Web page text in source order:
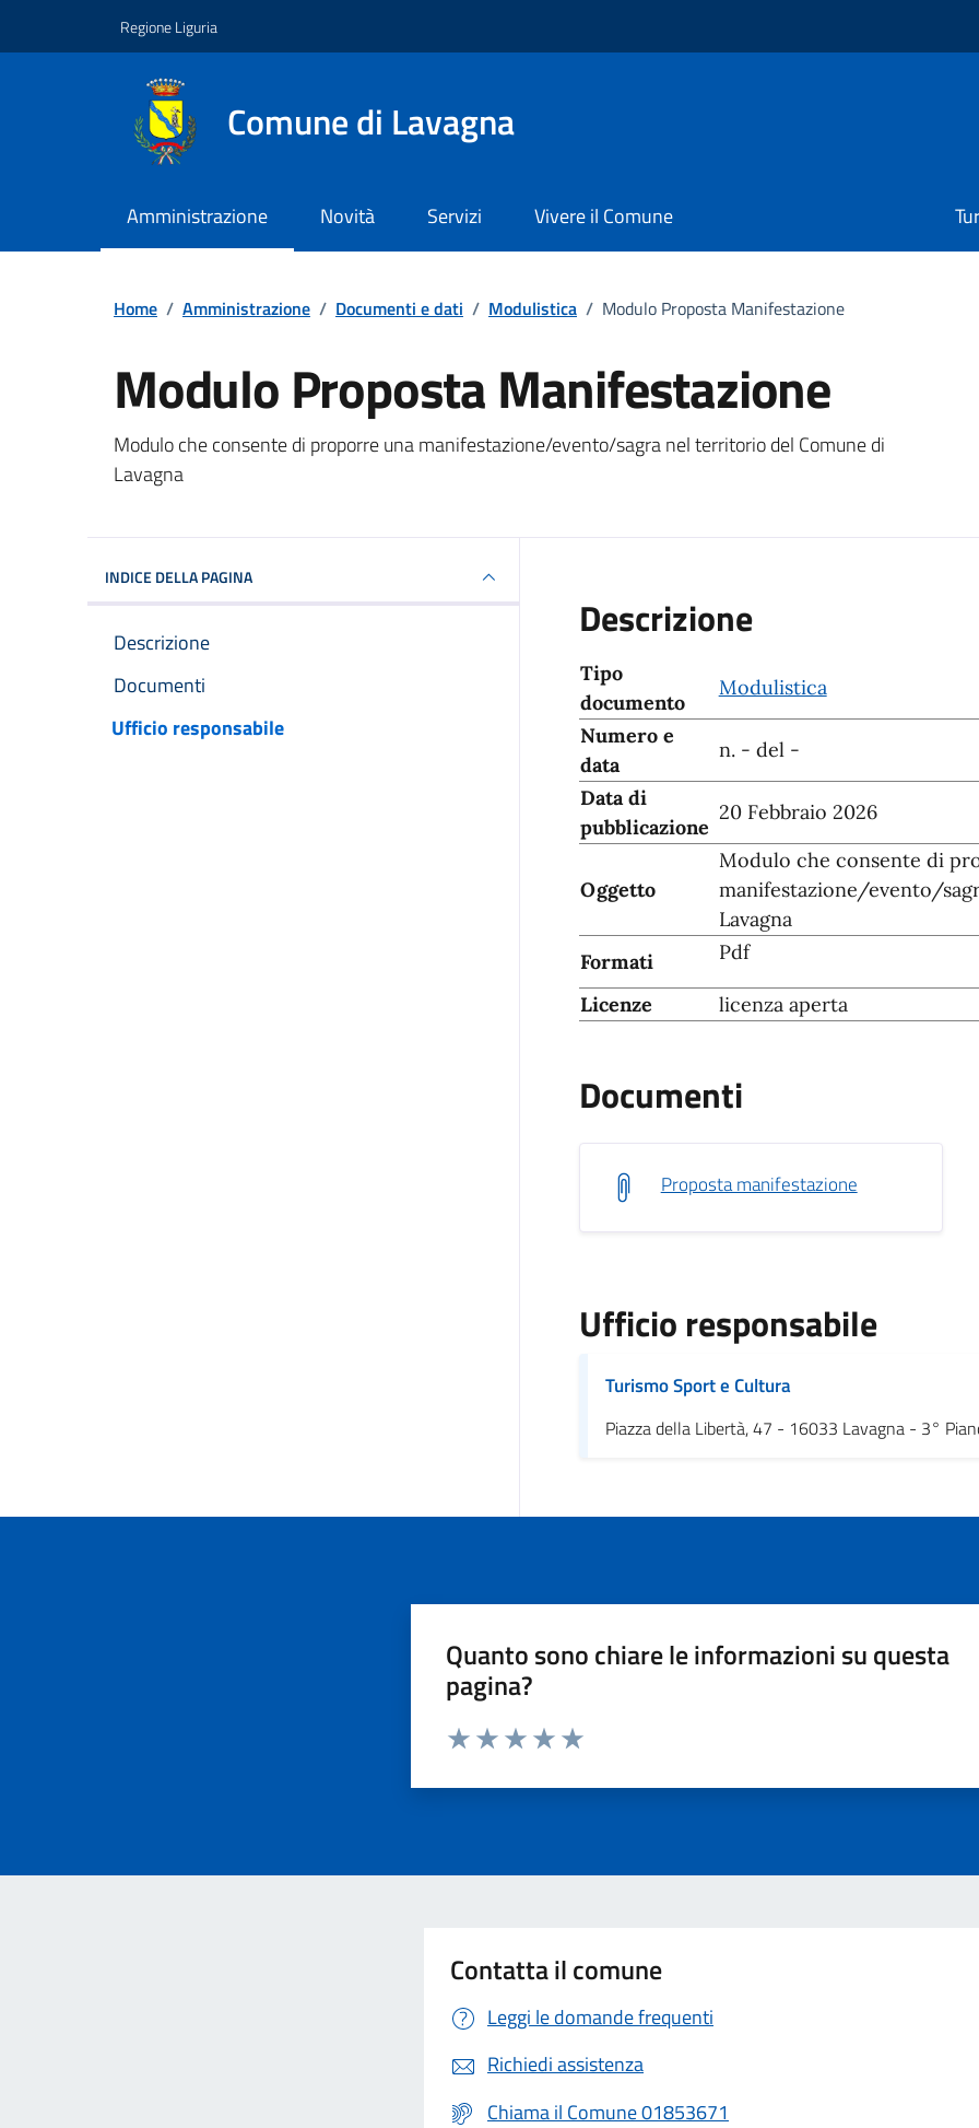
Regione Liguria
Comune di Lavagna
Amministrazione Novità Servizi Vivere il Comune
Home / Amministrazione / Documenti e dati / Modulistica / Modulo Proposta Manifestazione
Modulo Proposta Manifestazione
Documento pubblico
Modulo che consente di proporre una manifestazione/evento/sagra nel territorio del Comune di
Lavagna
INDICE DELLA PAGINA
Descrizione
Documenti
Ufficio responsabile
Descrizione
Tipo
documento
Modulistica
Numero e
data
n. - del -
Data di
pubblicazione
20 Febbraio 2026
Oggetto
Modulo che consente di
manifestazione/evento/
Lavagna
Formati
Pdf
Licenze licenza aperta
Documenti
Proposta manifestazione
Ufficio responsabile
Turismo Sport e Cultura
Piazza della Libertà, 47 - 16033 Lavagna - 3°
Quanto sono chiare le informazioni su questa
pagina?
Contatta il comune
Leggi le domande frequenti
Richiedi assistenza
Chiama il Comune 01853671